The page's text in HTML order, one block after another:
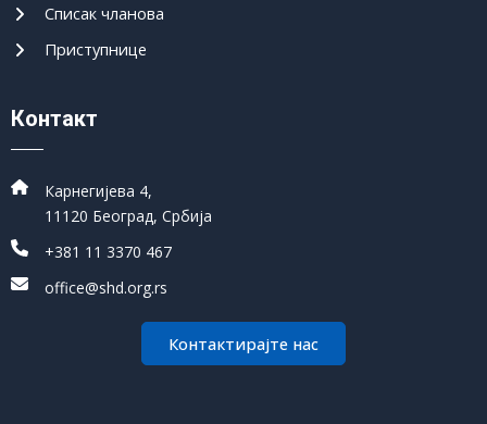
Списак чланова
Приступнице
Контакт
Карнегијева 4,
11120 Београд, Србија
+381 11 3370 467
office@shd.org.rs
Контактирајте нас